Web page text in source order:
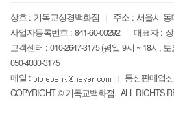
상호 : 기독교성경백화점 | 주소 : 서울시 동
사업자등록번호 : 841-60-00292 | 대표자 :
고객센터 : 010-2647-3175 (평일 9시 ~ 18시,
050-4030-3175
메일 :
| 통신판매업
COPYRIGHT © 기독교백화점. ALL RIGHTS